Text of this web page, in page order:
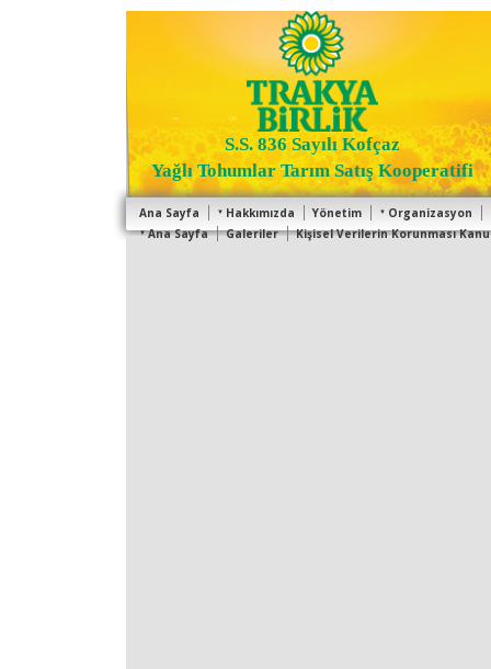
S.S. 836 Sayılı Kofçaz
Yağlı Tohumlar Tarım Satış Kooperatifi
Ana Sayfa Hakkımızda Yönetim
Organizasyon
Ana Sayfa
Galeriler Kişisel Verilerin Korunması